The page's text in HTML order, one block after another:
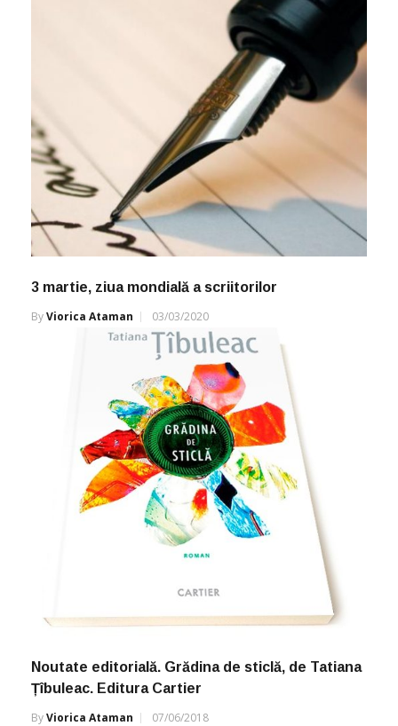
3 martie, ziua mondială a scriitorilor
ByViorica Ataman 03/03/2020
Noutate editorială. Grădina de sticlă, de Tatiana
Țîbuleac. Editura Cartier
ByViorica Ataman 07/06/2018